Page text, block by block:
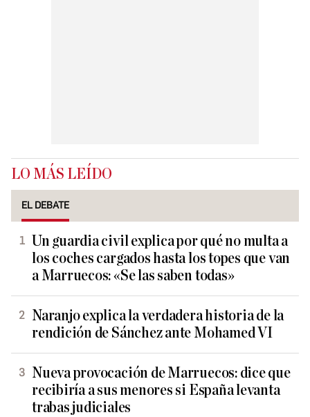
LO MÁS LEÍDO
EL DEBATE
Un guardia civil explica por qué no multa a
los coches cargados hasta los topes que van
a Marruecos: «Se las saben todas»
Naranjo explica la verdadera historia de la
rendición de Sánchez ante Mohamed VI
Nueva provocación de Marruecos: dice que
recibiría a sus menores si España levanta
trabas judiciales